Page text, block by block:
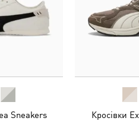
Sneakers
Кросівки